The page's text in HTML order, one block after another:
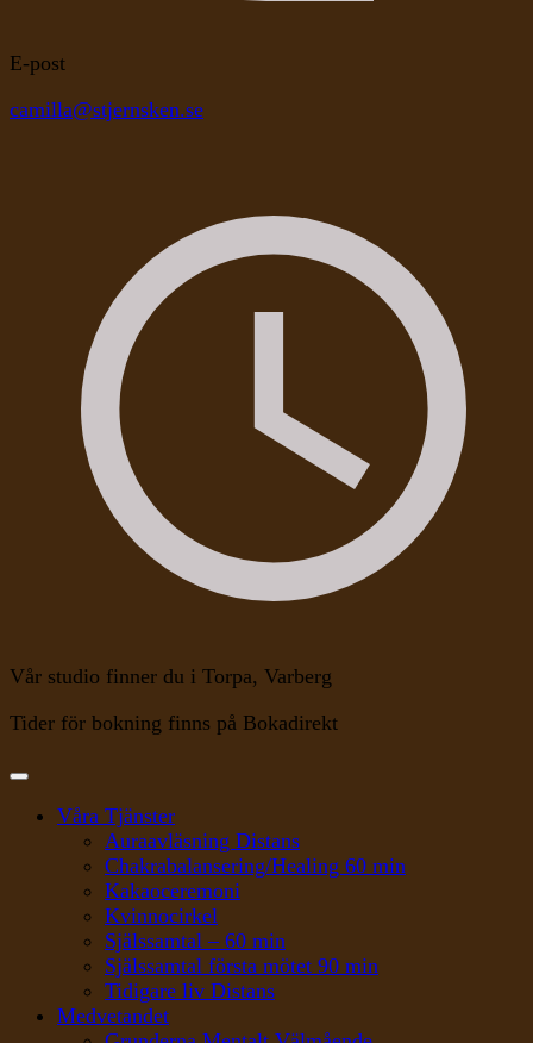
E-post
camilla@stjernsken.se
Vår studio finner du i Torpa, Varberg
Tider för bokning finns på Bokadirekt
Våra Tjänster
Auraavläsning Distans
Chakrabalansering/Healing 60 min
Kakaoceremoni
Kvinnocirkel
Själssamtal – 60 min
Själssamtal första mötet 90 min
Tidigare liv Distans
Medvetandet